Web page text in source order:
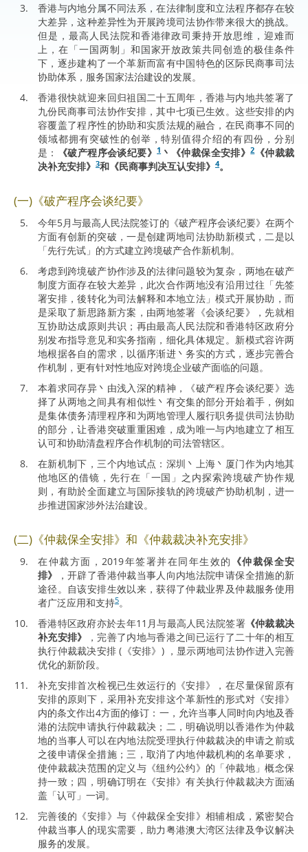
香港与内地分属不同法系，在法律制度和立法程序都存在较
大差异，这种差异性为开展跨境司法协作带来很大的挑战。
但是，最高人民法院和香港律政司秉持开放思维，迎难而
上，在「一国两制」和国家开放政策共同创造的极佳条件
下，逐步建构了一个革新而富有中国特色的区际民商事司法
协助体系，服务国家法治建设的发展。
香港很快就迎来回归祖国二十五周年，香港与内地共签署了
九份民商事司法协作安排，其中七项已生效。这些安排的内
容覆盖了程序性的协助和实质法规的融合，在民商事不同的
领域都拥有突破性的创举，特别值得介绍的有四份，分别
是：
《破产程序会谈纪要》1 丶《仲裁保全安排》2《仲裁裁
决补充安排》 3和《民商事判决互认安排》 4。
(一)《破产程序会谈纪要》
今年5月与最高人民法院签订的《破产程序会谈纪要》在两个
方面有创新的突破，一是创建两地司法协助新模式，二是以
「先行先试」的方式建立跨境破产合作新机制。
考虑到跨境破产协作涉及的法律问题较为复杂，两地在破产
制度方面存在较大差异，此次合作两地没有沿用过往「先签
署安排，後转化为司法解释和本地立法」模式开展协助，而
是采取了新思路新方案，由两地签署《会谈纪要》，先就相
互协助达成原则共识；再由最高人民法院和香港特区政府分
别发布指导意见和实务指南，细化具体规定。新模式容许两
地根据各自的需求，以循序渐进丶务实的方式，逐步完善合
作机制，更有针对性地应对跨境企业破产面临的问题。
本着求同存异丶由浅入深的精神，《破产程序会谈纪要》选
择了从两地之间具有相似性丶有交集的部分开始着手，例如
是集体债务清理程序和为两地管理人履行职务提供司法协助
的部分，让香港突破重重困难，成为唯一与内地建立了相互
认可和协助清盘程序合作机制的司法管辖区。
在新机制下，三个内地试点：深圳丶上海丶厦门作为内地其
他地区的借镜，先行在「一国」之内探索跨境破产协作规
则，有助於全面建立与国际接轨的跨境破产协助机制，进一
步推进国家涉外法治建设。
(二)《仲裁保全安排》和《仲裁裁决补充安排》
在仲裁方面，2019年签署并在同年生效的 《仲裁保全安
排》
，开辟了香港仲裁当事人向内地法院申请保全措施的新
途径。自该安排生效以来，获得了仲裁业界及仲裁服务使用
者广泛应用和支持5。
香港特区政府亦於去年11月与最高人民法院签署《仲裁裁决
补充安排》
，完善了内地与香港之间已运行了二十年的相互
执行仲裁裁决安排 (《安排》) ，显示两地司法协作进入完善
优化的新阶段。
补充安排首次检视已生效运行的《安排》，在尽量保留原有
安排的原则下，采用补充安排这个革新性的形式对《安排》
内的条文作出4方面的修订：一，允许当事人同时向内地及香
港的法院申请执行仲裁裁决；二，明确说明以香港作为仲裁
地的当事人可以在内地法院受理执行仲裁裁决的申请之前或
之後申请保全措施；三，取消了内地仲裁机构的名单要求，
使仲裁裁决范围的定义与《纽约公约》的「仲裁地」概念保
持一致；四，明确订明在《安排》有关执行仲裁裁决方面涵
盖「认可」一词。
完善後的《安排》与《仲裁保全安排》相辅相成，紧密契合
仲裁当事人的现实需要，助力粤港澳大湾区法律及争议解决
服务的发展。